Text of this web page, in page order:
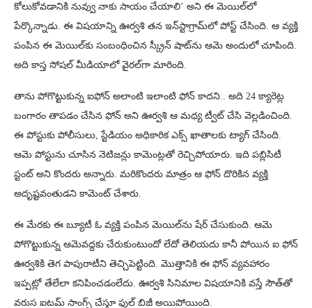
కోలుకోవడానికి నువ్వు నాకు సాయం చేయాలి’ అని ఈ మెయిల్‌లో
పేర్కొన్నాడు. ఈ విషయాన్ని ఊర్వశి తన ఇన్‌స్టాగ్రామ్‌లో పోస్ట్‌ చేసింది. ఆ వ్యక్తి
పంపిన ఈ మెయిల్‌కు సంబంధించిన స్క్రీన్‌ షాట్‌ను ఆమె అందులో చూపింది.
అది కాస్త సోషల్ మీడియాలో వైరల్‌గా మారింది.
తాను పోగొట్టుకున్న ఐఫోన్ అలాంటి ఇలాంటి ఫోన్ కాదని.. అది 24 క్యారెట్ల
బంగారం తాపడం చేసిన ఫోన్ అని ఊర్వశి ఆ మధ్య ట్వీట్ చేసి వెల్లడించింది.
ఈ పోస్టుకు పోలీసులు, స్టేడియం అధికారిక ఎక్స్ ఖాతాలకు ట్యాగ్ చేసింది.
ఆమె పోస్టును చూసిన నెటిజన్లు కామెంట్లతో రెచ్చిపోయారు. ఇది పబ్లిసిటీ
స్టంట్ అని కొందరు అన్నారు. మరికొందరు మాత్రం ఆ ఫోన్ దొరికిన వ్యక్తి
అదృష్టవంతుడని కామెంట్ చేశారు.
ఈ మేరకు ఈ బ్యూటీ ఓ వ్యక్తి పంపిన మెయిల్‌ను షేర్ చేసుకుంది. ఆమె
పోగొట్టుకున్న ఆమెవద్దకు చేరుకుంటుందో లేదో తెలియదు కానీ పోయిన ఐ ఫోన్
ఊర్వశికి తెగ పాపురాటీని తెచ్చిపెట్టింది. మొత్తానికి ఈ ఫోన్ వ్యవహారం
ఇప్పట్లో తేలేలా కనిపించడంలేదు. ఊర్వశి సినిమాల విషయానికి వస్తే సౌత్‌తో
వరుస ఐటమ్‌ సాంగ్స్‌ చేస్తూ ఫుల్ బిజీ అయిపోయింది.